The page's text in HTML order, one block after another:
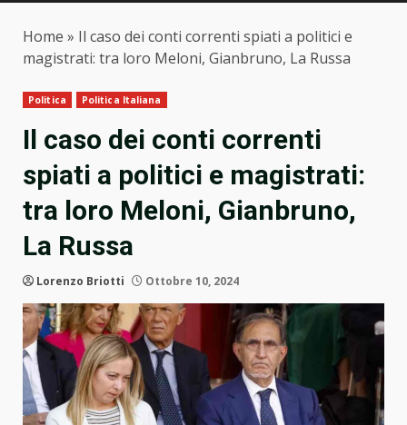
Home » Il caso dei conti correnti spiati a politici e
magistrati: tra loro Meloni, Gianbruno, La Russa
Politica Politica Italiana
Il caso dei conti correnti
spiati a politici e magistrati:
tra loro Meloni, Gianbruno,
La Russa
Lorenzo Briotti Ottobre 10, 2024